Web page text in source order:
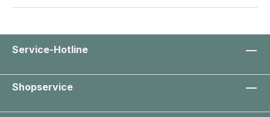
Service-Hotline
Shopservice